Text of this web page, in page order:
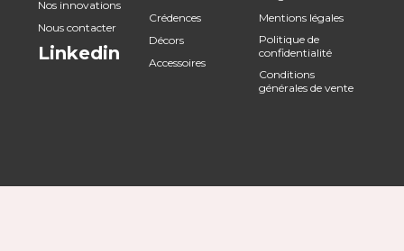
Nos innovations
Nous contacter
Linkedin
Crédences
Décors
Accessoires
Mentions légales
Politique de
confidentialité
Conditions
générales de vente